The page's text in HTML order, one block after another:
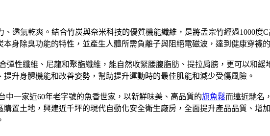
、透氣乾爽。結合竹炭與奈米科技的優質機能纖維，是將孟宗竹經過1000度
身除臭功能的特性，並產生人體所需負離子與阻絕電磁波，達到健康穿襪的
彈性纖維、尼龍和聚酯纖維，能自然收緊腰腹脂肪、提拉肩膀，更可以和
升身體機能和改善姿勢，幫助提升運動時的最佳肌能和減少受傷風險。
中一家近60年老字號的魚香世家，以新鮮味美、高品質的旗魚鬆而遠近馳名
置土地，興建近千坪的現代自動化安全衛生廠房，全面提升產品品質、增